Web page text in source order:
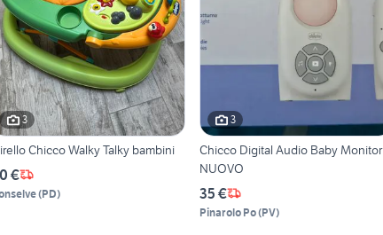
3
Chicco Walky Talky bambini
€
(PD)
3
Chicco Digital Audio Baby Monitor
NUOVO
35 €
Pinarolo Po(PV)